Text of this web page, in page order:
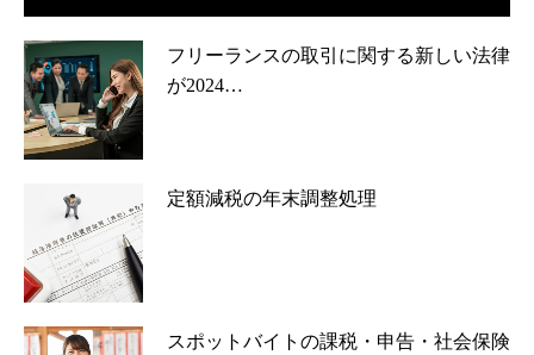
フリーランスの取引に関する新しい法律
が2024…
定額減税の年末調整処理
スポットバイトの課税・申告・社会保険